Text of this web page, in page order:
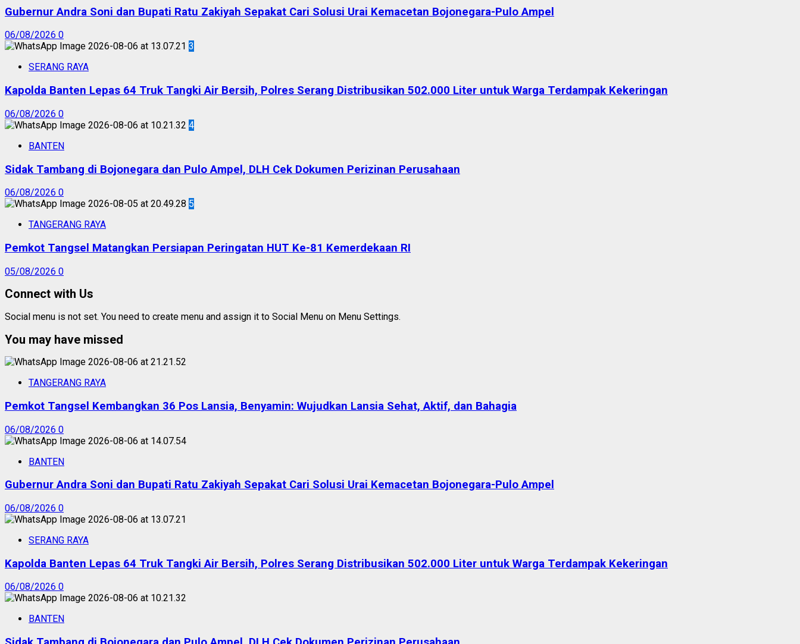
Gubernur Andra Soni dan Bupati Ratu Zakiyah Sepakat Cari Solusi Urai Kemacetan Bojonegara-Pulo Ampel
06/08/2026 0
3
SERANG RAYA
Kapolda Banten Lepas 64 Truk Tangki Air Bersih, Polres Serang Distribusikan 502.000 Liter untuk Warga Terdampak Kekeringan
06/08/2026 0
4
BANTEN
Sidak Tambang di Bojonegara dan Pulo Ampel, DLH Cek Dokumen Perizinan Perusahaan
06/08/2026 0
5
TANGERANG RAYA
Pemkot Tangsel Matangkan Persiapan Peringatan HUT Ke-81 Kemerdekaan RI
05/08/2026 0
Connect with Us
Social menu is not set. You need to create menu and assign it to Social Menu on Menu Settings.
You may have missed
TANGERANG RAYA
Pemkot Tangsel Kembangkan 36 Pos Lansia, Benyamin: Wujudkan Lansia Sehat, Aktif, dan Bahagia
06/08/2026 0
BANTEN
Gubernur Andra Soni dan Bupati Ratu Zakiyah Sepakat Cari Solusi Urai Kemacetan Bojonegara-Pulo Ampel
06/08/2026 0
SERANG RAYA
Kapolda Banten Lepas 64 Truk Tangki Air Bersih, Polres Serang Distribusikan 502.000 Liter untuk Warga Terdampak Kekeringan
06/08/2026 0
BANTEN